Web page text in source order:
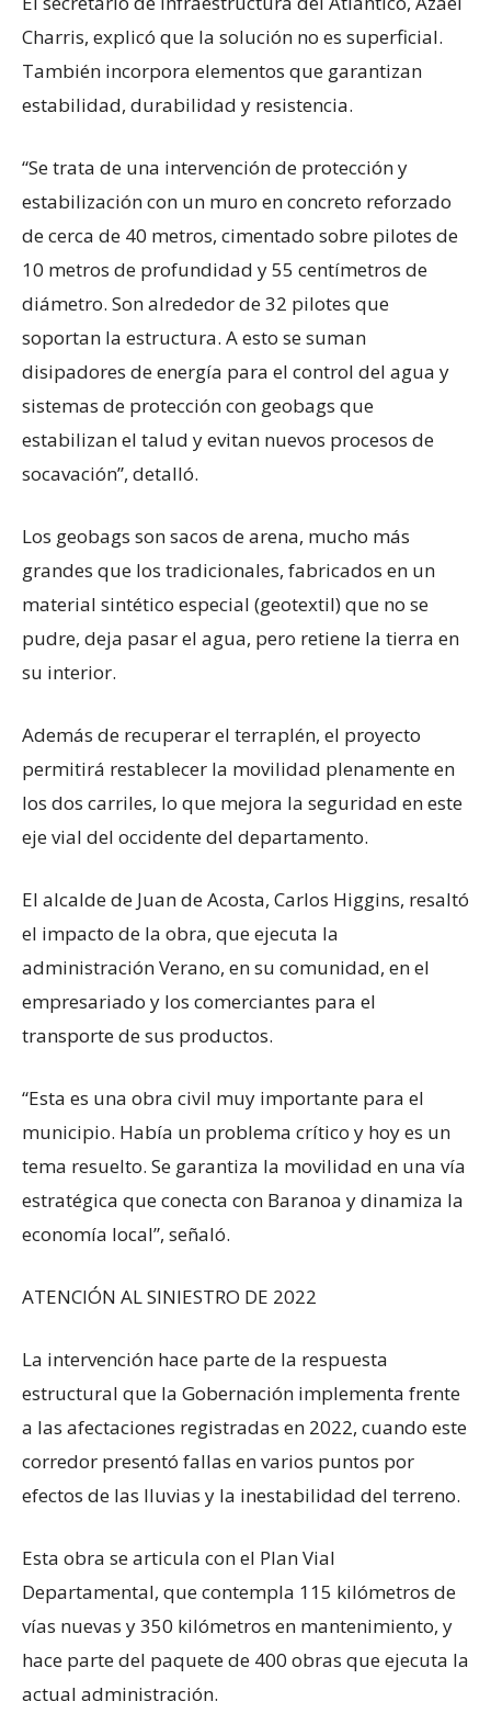
Charris, explicó que la solución no es superficial.
También incorpora elementos que garantizan
estabilidad, durabilidad y resistencia.
“Se trata de una intervención de protección y
estabilización con un muro en concreto reforzado
de cerca de 40 metros, cimentado sobre pilotes de
10 metros de profundidad y 55 centímetros de
diámetro. Son alrededor de 32 pilotes que
soportan la estructura. A esto se suman
disipadores de energía para el control del agua y
sistemas de protección con geobags que
estabilizan el talud y evitan nuevos procesos de
socavación”, detalló.
Los geobags son sacos de arena, mucho más
grandes que los tradicionales, fabricados en un
material sintético especial (geotextil) que no se
pudre, deja pasar el agua, pero retiene la tierra en
su interior.
Además de recuperar el terraplén, el proyecto
permitirá restablecer la movilidad plenamente en
los dos carriles, lo que mejora la seguridad en este
eje vial del occidente del departamento.
El alcalde de Juan de Acosta, Carlos Higgins, resaltó
el impacto de la obra, que ejecuta la
administración Verano, en su comunidad, en el
empresariado y los comerciantes para el
transporte de sus productos.
“Esta es una obra civil muy importante para el
municipio. Había un problema crítico y hoy es un
tema resuelto. Se garantiza la movilidad en una vía
estratégica que conecta con Baranoa y dinamiza la
economía local”, señaló.
ATENCIÓN AL SINIESTRO DE 2022
La intervención hace parte de la respuesta
estructural que la Gobernación implementa frente
a las afectaciones registradas en 2022, cuando este
corredor presentó fallas en varios puntos por
efectos de las lluvias y la inestabilidad del terreno.
Esta obra se articula con el Plan Vial
Departamental, que contempla 115 kilómetros de
vías nuevas y 350 kilómetros en mantenimiento, y
hace parte del paquete de 400 obras que ejecuta la
actual administración.